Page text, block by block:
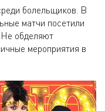
болельщиков. В
матчи посетили
обделяют
мероприятия в